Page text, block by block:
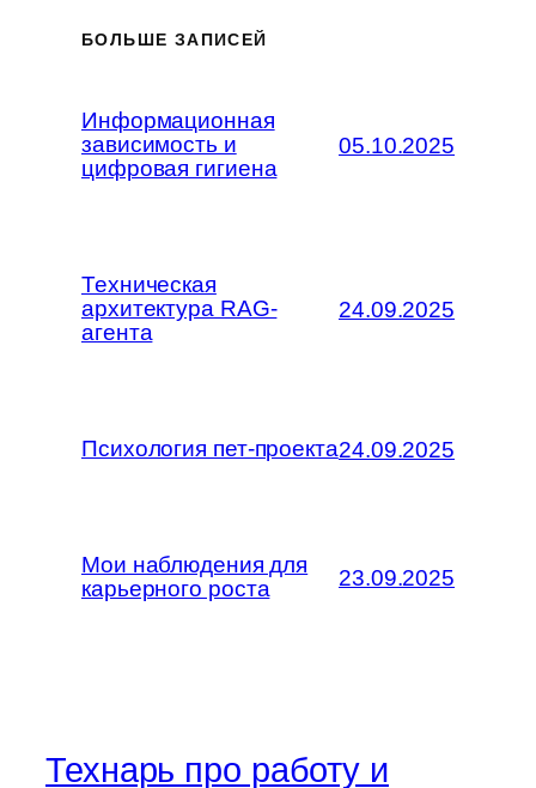
БОЛЬШЕ ЗАПИСЕЙ
Информационная
зависимость и
цифровая гигиена
05.10.2025
Техническая
архитектура RAG-
агента
24.09.2025
Психология пет-проекта24.09.2025
Мои наблюдения для
карьерного роста
23.09.2025
Технарь про работу и